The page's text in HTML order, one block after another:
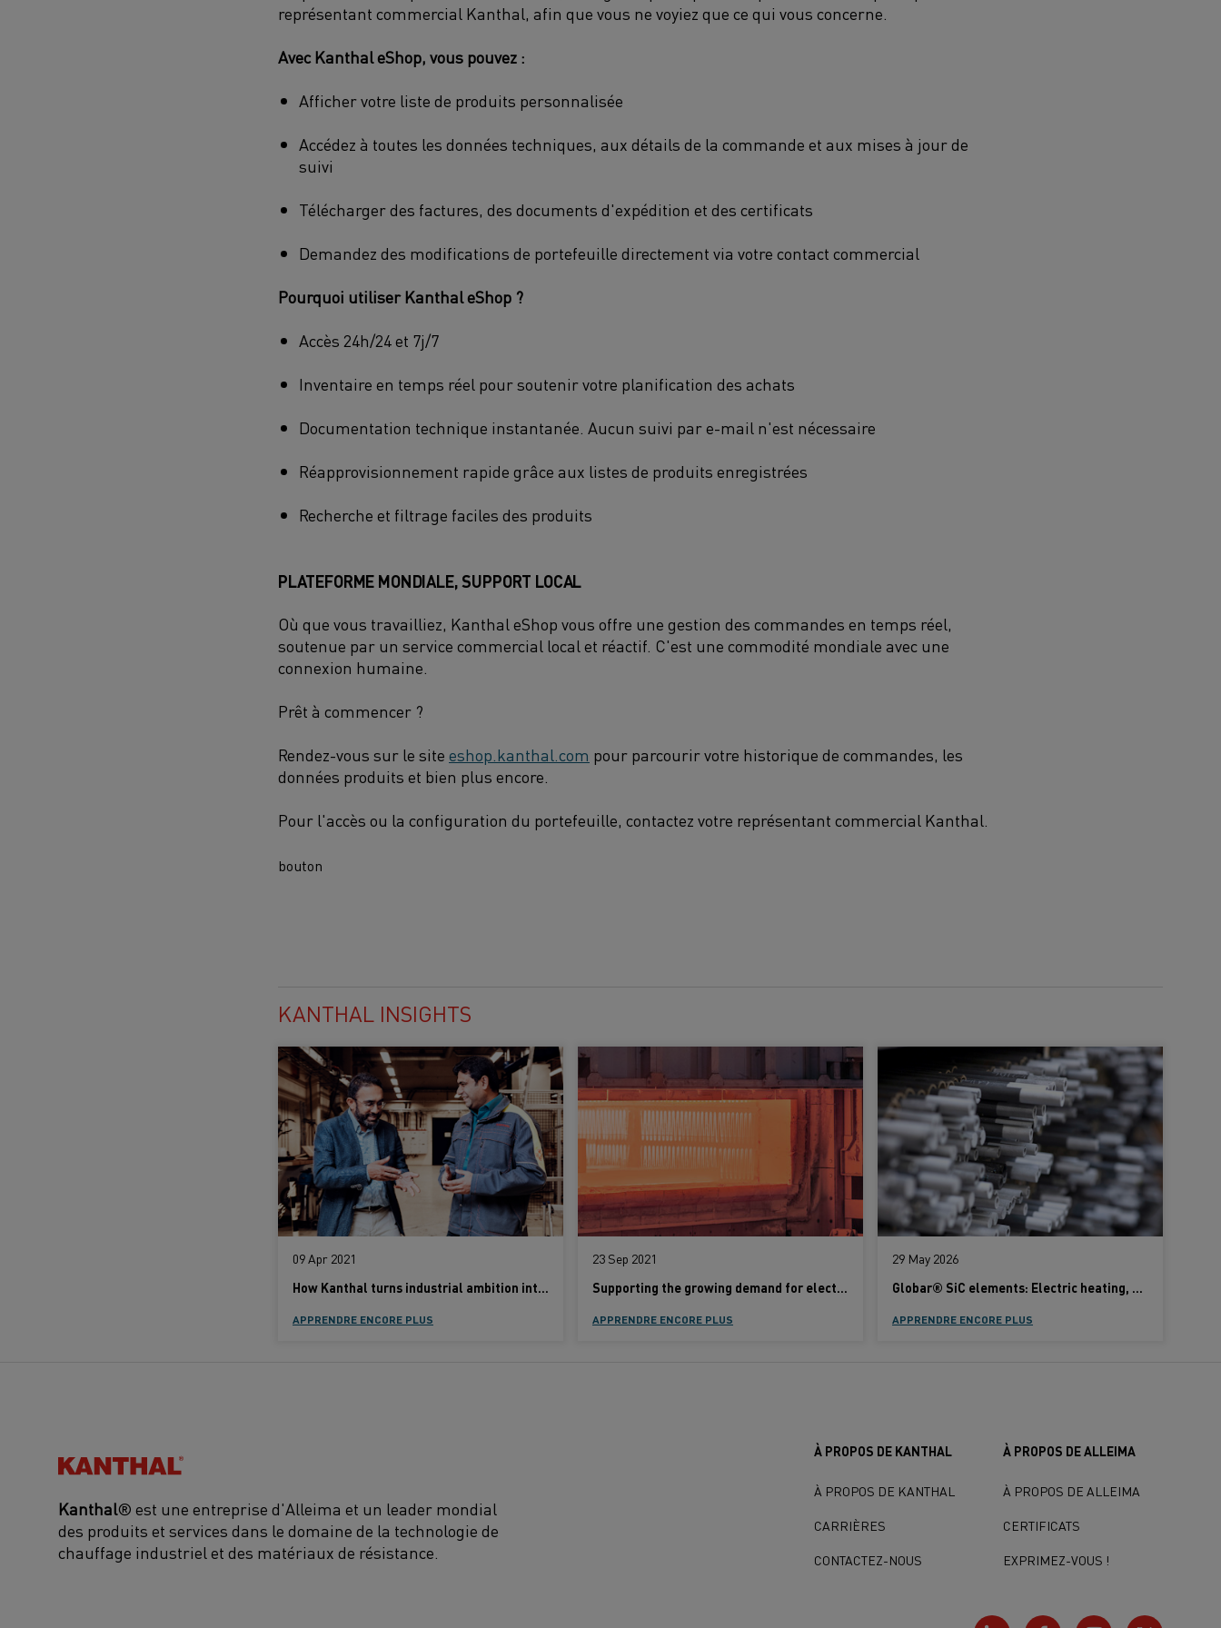
représentant commercial Kanthal, afin que vous ne voyiez que ce qui vous concerne.
Avec Kanthal eShop, vous pouvez :
Afficher votre liste de produits personnalisée
Accédez à toutes les données techniques, aux détails de la commande et aux mises à jour de
suivi
Télécharger des factures, des documents d'expédition et des certificats
Demandez des modifications de portefeuille directement via votre contact commercial
Pourquoi utiliser Kanthal eShop ?
Accès 24h/24 et 7j/7
Inventaire en temps réel pour soutenir votre planification des achats
Documentation technique instantanée. Aucun suivi par e-mail n'est nécessaire
Réapprovisionnement rapide grâce aux listes de produits enregistrées
Recherche et filtrage faciles des produits
PLATEFORME MONDIALE, SUPPORT LOCAL
Où que vous travailliez, Kanthal eShop vous offre une gestion des commandes en temps réel,
soutenue par un service commercial local et réactif. C'est une commodité mondiale avec une
connexion humaine.
Prêt à commencer ?
Rendez-vous sur le site eshop.kanthal.com pour parcourir votre historique de commandes, les
données produits et bien plus encore.
Pour l'accès ou la configuration du portefeuille, contactez votre représentant commercial Kanthal.
bouton
KANTHAL INSIGHTS
09 Apr 2021
How Kanthal turns industrial ambition into electrification
APPRENDRE ENCORE PLUS
23 Sep 2021
Supporting the growing demand for electric heating elements
APPRENDRE ENCORE PLUS
29 May 2026
Globar® SiC elements: Electric heating, perfected for every process
APPRENDRE ENCORE PLUS
Kanthal®
Kanthal® est une entreprise d'Alleima et un leader mondial
des produits et services dans le domaine de la technologie de
chauffage industriel et des matériaux de résistance.
À PROPOS DE KANTHAL
À PROPOS DE KANTHAL
CARRIÈRES
CONTACTEZ-NOUS
À PROPOS DE ALLEIMA
À PROPOS DE ALLEIMA
CERTIFICATS
EXPRIMEZ-VOUS !